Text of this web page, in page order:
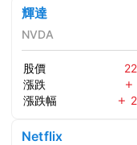
輝達
NVDA
股價
漲跌
漲跌幅
Netflix